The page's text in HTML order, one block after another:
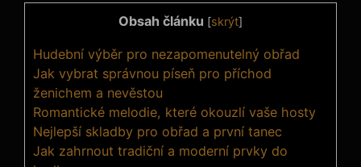
Obsah článku [skrýt]
Hudební výběr pro nezapomenutelný obřad
Jak vybrat správnou píseň pro příchod
ženichem a nevěstou
Romantické melodie, které okouzlí vaše hosty
Nejlepší skladby pro obřad a první tanec
Jak zahrnout tradiční a moderní prvky do